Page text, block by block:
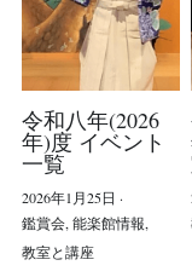
40周年 昼の部
40周年 夜の部
40周年 スケ
感染症対策
理事長ご挨拶
令和八年(2026
年)度 イベント
一覧
2026年1月25日 ·
鑑賞会,能楽館情報,
教室と講座